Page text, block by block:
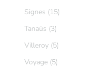
Signes (15)
Tanaüs (3)
Villeroy (5)
Voyage (5)